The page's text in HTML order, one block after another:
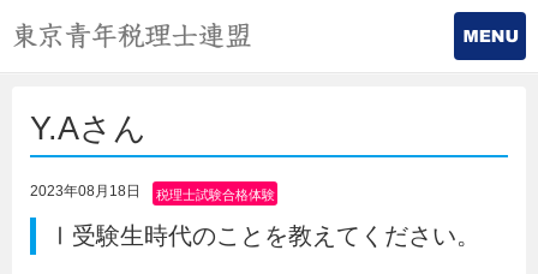
Y.Aさん
2023年08月18日
税理士試験合格体験
Ⅰ受験生時代のことを教えてください。